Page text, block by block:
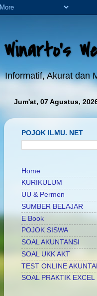
Winarto's
Informatif, Akurat dan
Jum'at, 07 Agustus,
POJOK ILMU. NET
Home
KURIKULUM
UU & Permen
SUMBER BELAJAR
E Book
POJOK SISWA
SOAL AKUNTANSI
SOAL UKK AKT
TEST ONLINE
SOAL PRAKTIK EXCEL